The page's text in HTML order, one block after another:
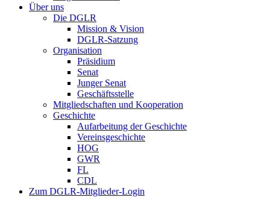
Über uns
Die DGLR
Mission & Vision
DGLR-Satzung
Organisation
Präsidium
Senat
Junger Senat
Geschäftsstelle
Mitgliedschaften und Kooperation
Geschichte
Aufarbeitung der Geschichte
Vereinsgeschichte
HOG
GWR
FL
CDL
Zum DGLR-Mitglieder-Login